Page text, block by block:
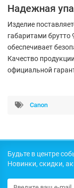
Надежная
Изделие
габаритами
обеспечивает
Качество
официальной
Canon
Будьте в центре
Новинки, скидки,